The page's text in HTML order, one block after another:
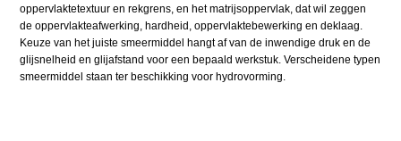
oppervlaktetextuur en rekgrens, en het matrijsoppervlak, dat wil zeggen
de oppervlakteafwerking, hardheid, oppervlaktebewerking en deklaag.
Keuze van het juiste smeermiddel hangt af van de inwendige druk en de
glijsnelheid en glijafstand voor een bepaald werkstuk. Verscheidene typen
smeermiddel staan ter beschikking voor hydrovorming.